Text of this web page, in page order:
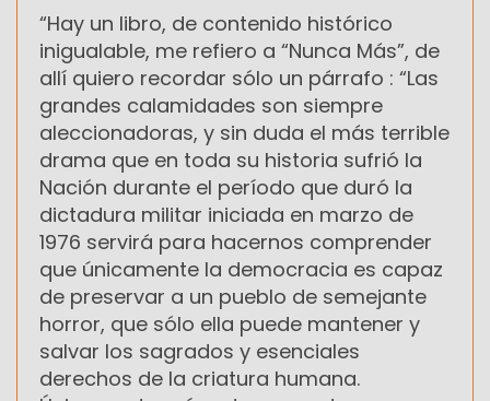
“Hay un libro, de contenido histórico
inigualable, me refiero a “Nunca Más”, de
allí quiero recordar sólo un párrafo : “Las
grandes calamidades son siempre
aleccionadoras, y sin duda el más terrible
drama que en toda su historia sufrió la
Nación durante el período que duró la
dictadura militar iniciada en marzo de
1976 servirá para hacernos comprender
que únicamente la democracia es capaz
de preservar a un pueblo de semejante
horror, que sólo ella puede mantener y
salvar los sagrados y esenciales
derechos de la criatura humana.